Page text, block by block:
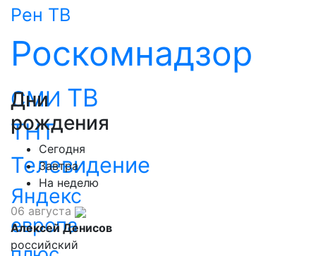
Рен ТВ
Роскомнадзор
СМИ ТВ
ТНТ
Телевидение
Яндекс
европа
Дни
рождения
Сегодня
Завтра
На неделю
06 августа
Алексей Денисов
российский